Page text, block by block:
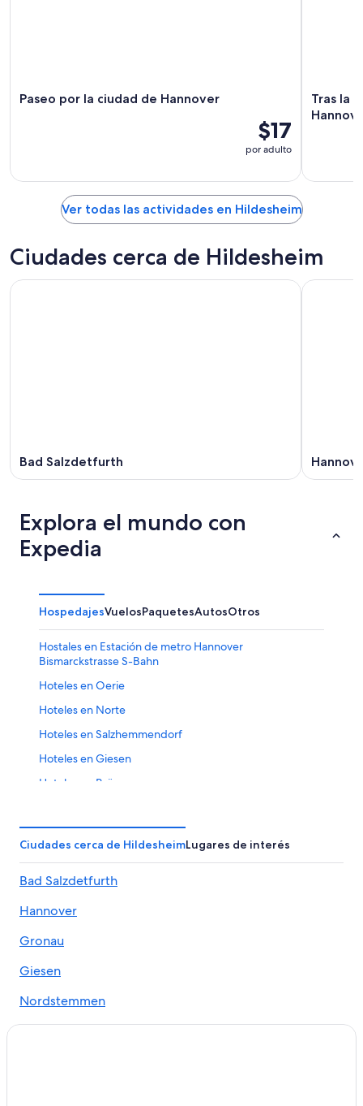
Paseo por la ciudad de Hannover
$17
por adulto
Tras la
Ver todas las actividades en Hildesheim
Ciudades cerca de Hildesheim
Bad Salzdetfurth
Explora el mundo con
Expedia
HospedajesVuelosPaquetesAutosOtros
Hostales en Estación de metro Hannover
Bismarckstrasse S-Bahn
Hoteles en Oerie
Hoteles en Norte
Hoteles en Salzhemmendorf
Hoteles en Giesen
Hoteles en Brüggen
Hoteles en Wettbergen
Hoteles cerca de Universidad de Hildesheim
Hostales en Elze
Hoteles en Peine
Hoteles en Bad Salzdetfurth
Hoteles en Hasede
Ciudades cerca de HildesheimLugares de interés
Bad Salzdetfurth
Hannover
Gronau
Giesen
Nordstemmen
Despetal